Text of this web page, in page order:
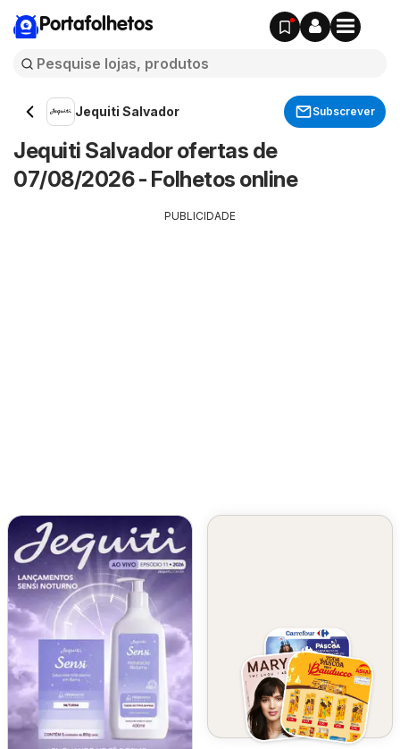
Portafolhetos
Jequiti Salvador Subscrever
Jequiti Salvador ofertas de
07/08/2026 - Folhetos online
PUBLICIDADE